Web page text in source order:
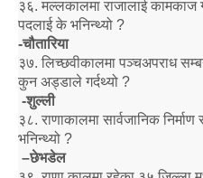
३६. मल्लकालमा राजालाई कामकाज
पदलाई के भनिन्थ्यो ?
-चौतारिया
३७. लिच्छवीकालमा पञ्चअपराध
कुन अड्डाले गर्दथ्यो ?
-शुल्ली
३८. राणाकालमा सार्वजानिक
भनिन्थ्यो ?
–छेभडेल